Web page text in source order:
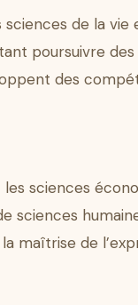
de la vie
poursuivre
des
sciences
sciences
maîtrise de